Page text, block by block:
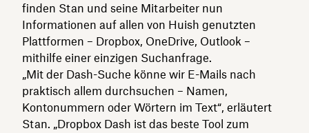
finden Stan und seine Mitarbeiter nun
Informationen auf allen von Huish genutzten
Plattformen – Dropbox, OneDrive, Outlook –
mithilfe einer einzigen Suchanfrage.
„Mit der Dash-Suche könne wir E-Mails nach
praktisch allem durchsuchen – Namen,
Kontonummern oder Wörtern im Text“, erläutert
Stan. „Dropbox Dash ist das beste Tool zum